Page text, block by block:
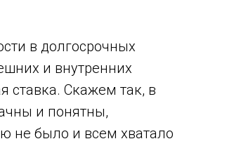
в долгосрочных
и внутренних
ставка. Скажем так, в
и понятны,
не было и всем хватало